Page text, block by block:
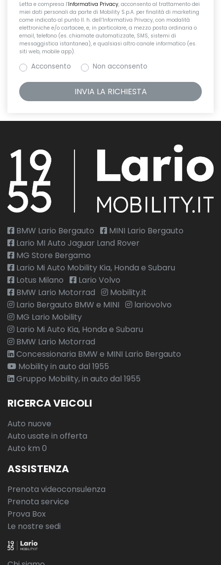
Letta e compresa l’Informativa Privacy, acconsento al trattamento dei
miei dati personali da parte di Mobility S.p.A. per finalità di marketing
come indicato al punto II. h. dell’Informativa Privacy, con modalità
elettroniche e/o cartacee, e, in particolare, a mezzo posta ordinaria o
email, telefono (es. chiamate automatizzate, SMS, sistemi di
messaggistica istantanea), e qualsiasi altro canale informatico (es.
siti web, mobile app).
Acconsento Non acconsento
BMW Lario Bergauto
MINI Lario Bergauto
Lario MI Auto Jaguar Land Rover
MG Store Bergamo
Lario Mi Auto Mobility Kia, Honda e Subaru
Lotus Milano
Lario Volvo
BMW Lario Motorrad
Mobility.it
Lario Bergauto BMW e MINI
lariovolvo
MG Lario Mobility
Lario Mi Auto Kia, Honda e Subaru
BMW Lario Motorrad
Concessionaria BMW e MINI Lario Bergauto
Mobility in auto dal 1955
Gruppo Mobility, in auto dal 1955
RICERCA VEICOLI
Auto nuove
Auto usate in offerta
Auto km 0
ASSISTENZA
Prenota videoconsulenza
Prenota service
Prova Box
Le nostre sedi